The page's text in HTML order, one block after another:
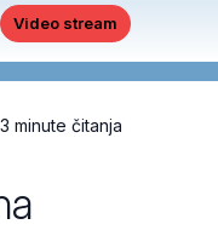
Video stream
3 minute čitanja